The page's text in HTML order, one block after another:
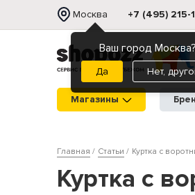
Москва
Ваш город Москва?
Нет,
+7 (495) 215-
Магазины
Главная Статьи Куртка с
Куртка с